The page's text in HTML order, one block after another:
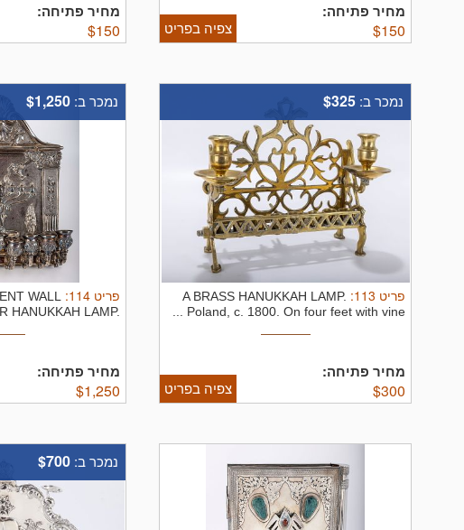
מחיר פתיחה:
$150 צפיה בפריט
מחיר פתיחה:
$150
נמכר ב: $325
פריט 113
:
A BRASS HANUKKAH LAMP.
Poland, c. 1800. On four feet with vine ...
מחיר פתיחה:
$300 צפיה בפריט
נמכר ב: $1,250
פריט 114
:
WALL
HANUKKAH LAMP.
מחיר פתיחה:
$1,250
נמכר ב: $700